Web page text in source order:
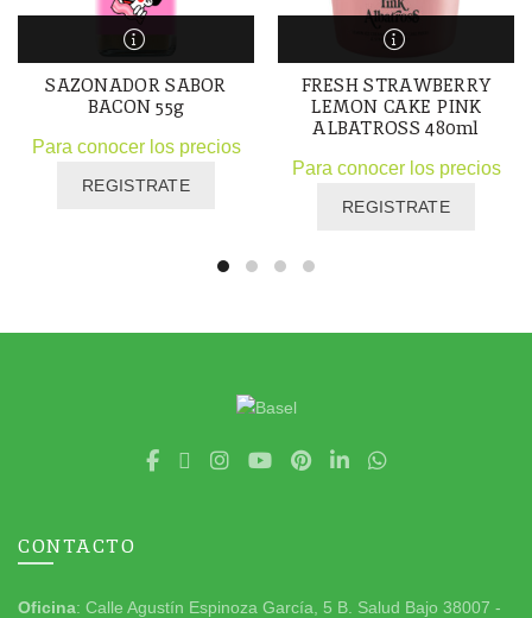
SAZONADOR SABOR
BACON 55g
Para conocer los precios
REGISTRATE
FRESH STRAWBERRY
LEMON CAKE PINK
ALBATROSS 480ml
Para conocer los precios
REGISTRATE
CONTACTO
Oficina: Calle Agustín Espinoza García, 5 B. Salud Bajo 38007 -